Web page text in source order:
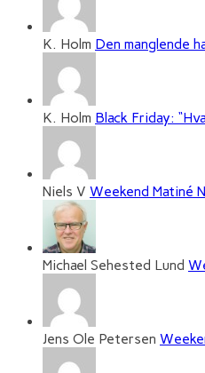
K. Holm Den manglende
K. Holm Black Friday:
Niels V Weekend Matiné
Michael Sehested Lund
Jens Ole Petersen